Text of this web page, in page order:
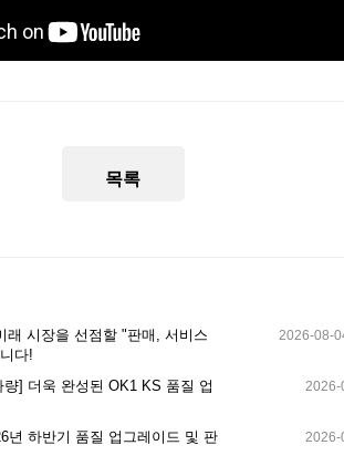
목록
래 시장을 선점할 "판매, 서비스
다!
2026-08-
량] 더욱 완성된 OK1 KS 품질 업
2026-
년 하반기 품질 업그레이드 및 판
2026-